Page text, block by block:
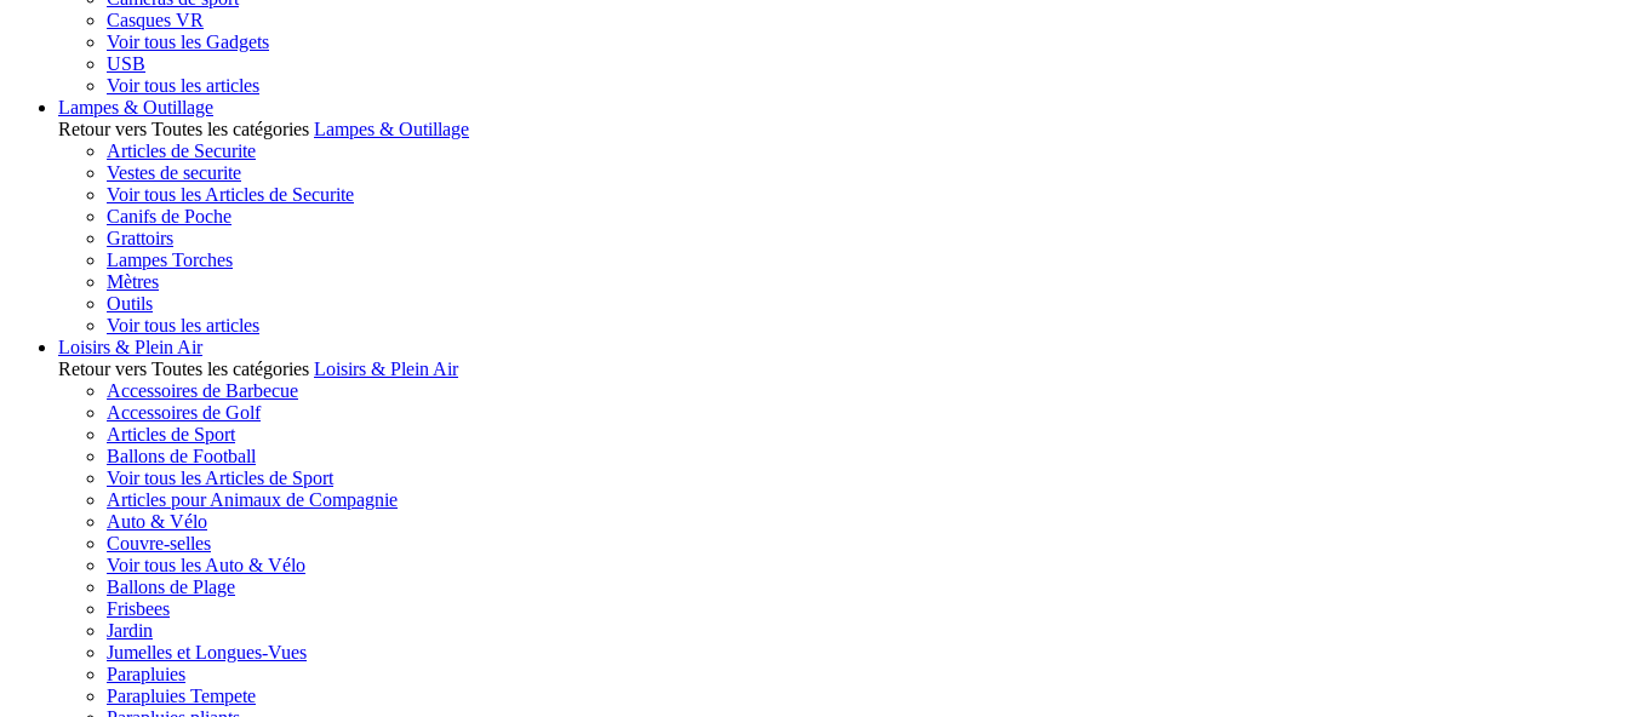
Casques VR
Voir tous les Gadgets
USB
Voir tous les articles
Lampes & Outillage
Retour vers Toutes les catégories Lampes & Outillage
Articles de Securite
Vestes de securite
Voir tous les Articles de Securite
Canifs de Poche
Grattoirs
Lampes Torches
Mètres
Outils
Voir tous les articles
Loisirs & Plein Air
Retour vers Toutes les catégories Loisirs & Plein Air
Accessoires de Barbecue
Accessoires de Golf
Articles de Sport
Ballons de Football
Voir tous les Articles de Sport
Articles pour Animaux de Compagnie
Auto & Vélo
Couvre-selles
Voir tous les Auto & Vélo
Ballons de Plage
Frisbees
Jardin
Jumelles et Longues-Vues
Parapluies
Parapluies Tempete